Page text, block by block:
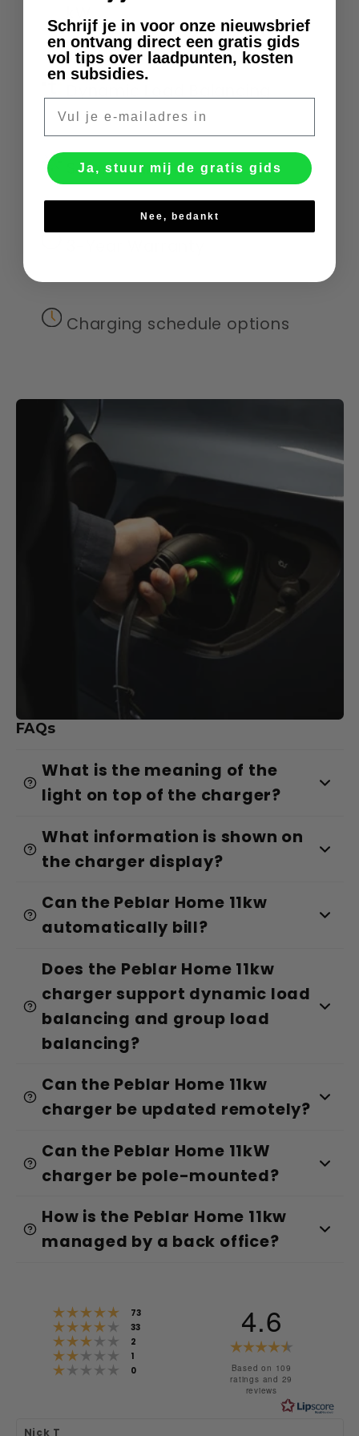
kW
Solar Charging
Charging schedule options
FAQs
What is the meaning of the
light on top of the charger?
What information is shown on
the charger display?
Can the Peblar Home 11kw
automatically bill?
Does the Peblar Home 11kw
charger support dynamic load
balancing and group load
balancing?
Can the Peblar Home 11kw
charger be updated remotely?
Can the Peblar Home 11kW
charger be pole-mounted?
How is the Peblar Home 11kw
managed by a back office?
Rating 5 out of 5 stars
73
Rating 4 out of 5 stars
33
Rating 3 out of 5 stars
2
Rating 2 out of 5 stars
1
Rating 1 out of 5 stars
0
4.6
Based on 109
ratings and 29
reviews
Review
Nick T
Schrijf je in voor onze nieuwsbrief
en ontvang direct een gratis gids
vol tips over laadpunten, kosten
en subsidies.
Ja, stuur mij de gratis gids
Nee, bedankt